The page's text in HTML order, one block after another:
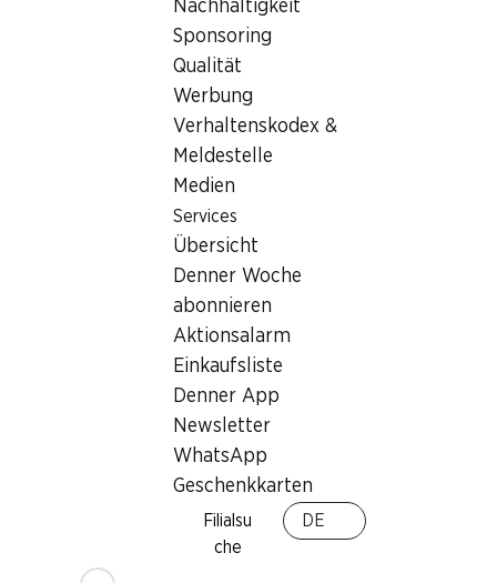
Nachhaltigkeit
Sponsoring
Qualität
Werbung
Verhaltenskodex &
Meldestelle
Medien
Services
Übersicht
Denner Woche
abonnieren
Aktionsalarm
Einkaufsliste
Denner App
Newsletter
WhatsApp
Geschenkkarten
Filialsu
che
DE
Was andere Kunden kaufen
ca. 500 g, per kg
Herkunft siehe Verpackung, 1 kg